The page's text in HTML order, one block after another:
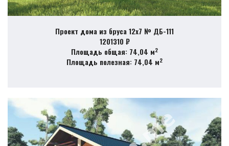
Проект дома из бруса 12х7 № ДБ-111
1201310 ₽
Площадь общая: 74,04 м2
Площадь полезная: 74,04 м2